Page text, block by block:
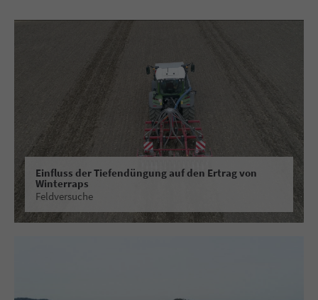
Einfluss der Tiefendüngung auf den Ertrag von
Winterraps
Feldversuche